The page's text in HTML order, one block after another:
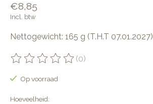
€8,85
Incl. btw
Nettogewicht: 165 g (T.H.T 07.01.2027)
De beoordeling van dit product is
(0)
Op voorraad
Hoeveelheid: